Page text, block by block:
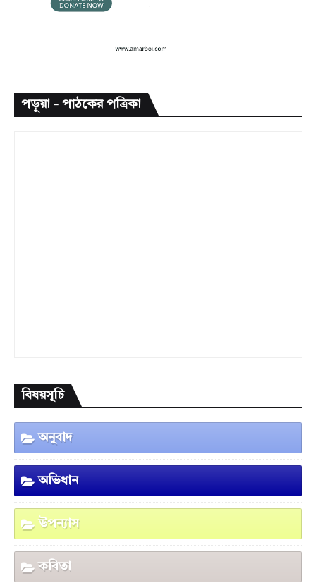
পড়ুয়া - পাঠকের পত্রিকা
বিষয়সূচি
অনুবাদ
অভিধান
উপন্যাস
কবিতা